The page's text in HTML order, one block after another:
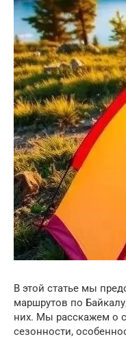
В этой статье мы
маршрутов по
них. Мы расскажем о
сезонности,